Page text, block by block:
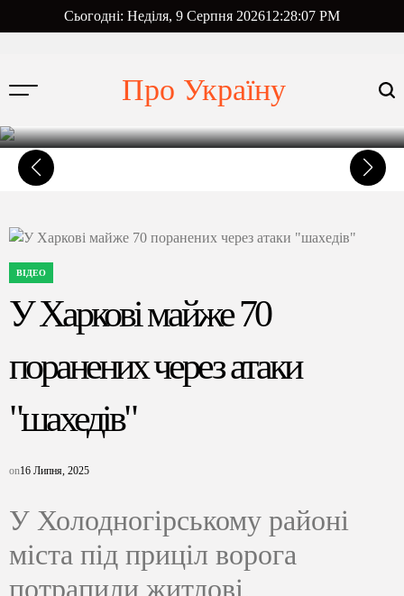
до
Сьогодні: Неділя, 9 Серпня 202612:28:07 PM
Про Україну
ОПУБЛІКУВАТИ
Джейк Пол зізнався, чому не боїться
ОПУБЛІКУВАТИ
ВІДЕО
У Харкові майже 70
поранених через атаки
"шахедів"
on16 Липня, 2025
У Холодногірському районі
міста під приціл ворога
потрапили житлові,